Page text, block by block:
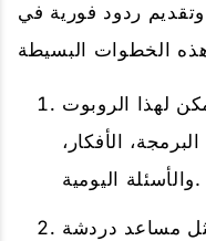
ردود فورية في
لهذا الروبوت
الأفكار،
والأسئلة اليومية.
مساعد دردشة